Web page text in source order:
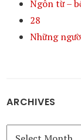
Ngôn từ –
28
Những
ARCHIVES
Archives